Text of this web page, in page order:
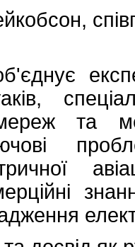
мереж та